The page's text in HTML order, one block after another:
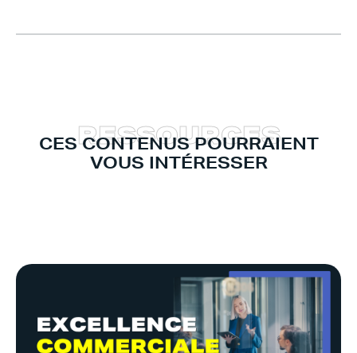
CES CONTENUS POURRAIENT
VOUS INTÉRESSER
RESSOURCES